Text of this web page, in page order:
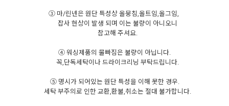
③ 마/린넨은 원단 특성상 올뭉침,올트임,올그임,
잡사 현상이 발생 되며 이는 불량이 아니오니
참고해 주셔요.
④ 워싱제품의 물빠짐은 불량이 아닙니다.
꼭,단독세탁이나 드라이크리닝 부탁드립니다.
⑤ 명시가 되어있는 원단 특성을 이해 못한 경우.
세탁 부주의로 인한 교환,환불,취소는 절대 불가합니다.